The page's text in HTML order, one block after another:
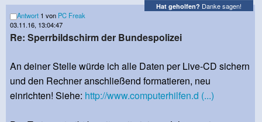
Hat geholfen? Danke sagen!
Antwort 1 von PC Freak
03.11.16, 13:04:47
Re: Sperrbildschirm der Bundespolizei
An deiner Stelle würde ich alle Daten per Live-CD sichern
und den Rechner anschließend formatieren, neu
einrichten! Siehe: http://www.computerhilfen.d (...)